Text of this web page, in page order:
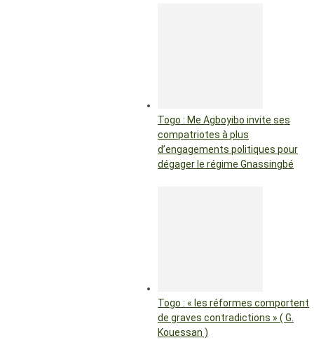
Togo : Me Agboyibo invite ses
compatriotes à plus
d’engagements politiques pour
dégager le régime Gnassingbé
Togo : « les réformes comportent
de graves contradictions » ( G.
Kouessan )